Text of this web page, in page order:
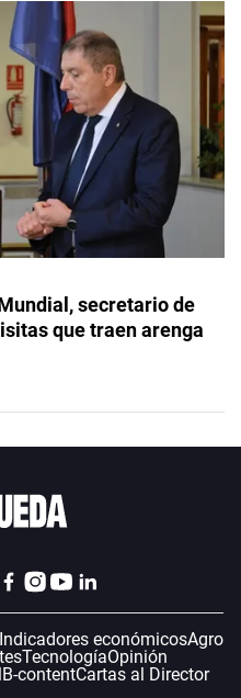
secretario de
que traen arenga
Indicadores económicosAgro
TecnologíaOpinión
B-contentCartas al Director